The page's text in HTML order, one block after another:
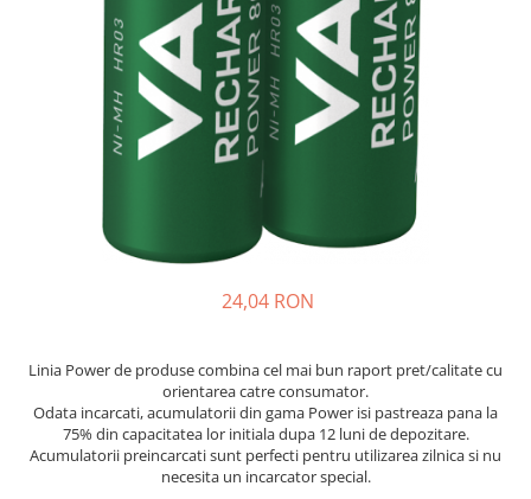
Controlere solare
Convertoare de tensiune
Pachete complete stocare energie
mica (rulota/caravan/case de
Sisteme fotovoltaice profesionale
Pachete sisteme fotovoltaice
Statii de incarcare vehicule
24,04 RON
Linia Power de produse combina cel mai bun raport pret/calitate cu
orientarea catre consumator.
Odata incarcati, acumulatorii din gama Power isi pastreaza pana la
75% din capacitatea lor initiala dupa 12 luni de depozitare.
Acumulatorii preincarcati sunt perfecti pentru utilizarea zilnica si nu
necesita un incarcator special.